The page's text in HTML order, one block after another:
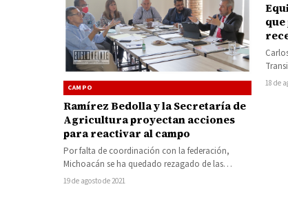
CAMPO
Ramírez Bedolla y la Secretaría de
Agricultura proyectan acciones
para reactivar al campo
Por falta de coordinación con la federación,
Michoacán se ha quedado rezagado de las
políticas públicas a favor del sector…
19 de agosto de 2021
18 de